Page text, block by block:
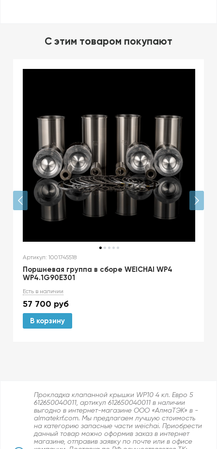
C этим товаром покупают
Артикул: 1001745518
Поршневая группа в сборе WEICHAI WP4
WP4.1G90E301
Есть в наличии
57 700 руб
В корзину
Прокладка клапанной крышки WP10 4 кл. Евро 5
612650040011, артикул 612650040011 в наличии
выгодно в интернет-магазине ООО «АлмаТЭК» в -
almatekrf.com. Мы предлагаем лучшую стоимость
на категорию запасные части weichai. Приобрести
данный товар можно оформив заказ в интернет
магазине, отправив заявку по почте или в офисе